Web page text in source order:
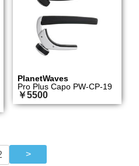
PlanetWaves
Pro Plus Capo PW-CP-19
￥5500